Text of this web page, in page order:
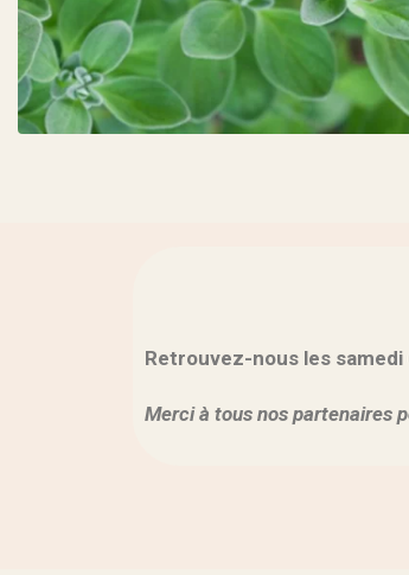
Retrouvez-nous les samedi
Merci à tous nos partenaires